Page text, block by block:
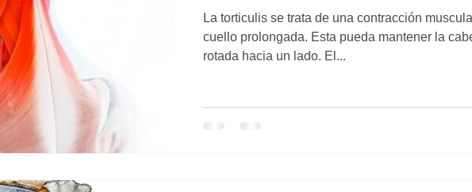
La torticulis se trata de una contracción
cuello prolongada. Esta pueda mantener la
rotada hacia un lado. El...